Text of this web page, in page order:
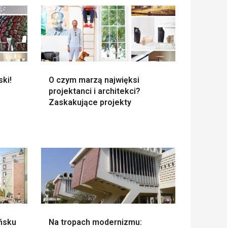
O czym marzą najwięksi
projektanci i architekci?
Zaskakujące projekty
Na tropach modernizmu: